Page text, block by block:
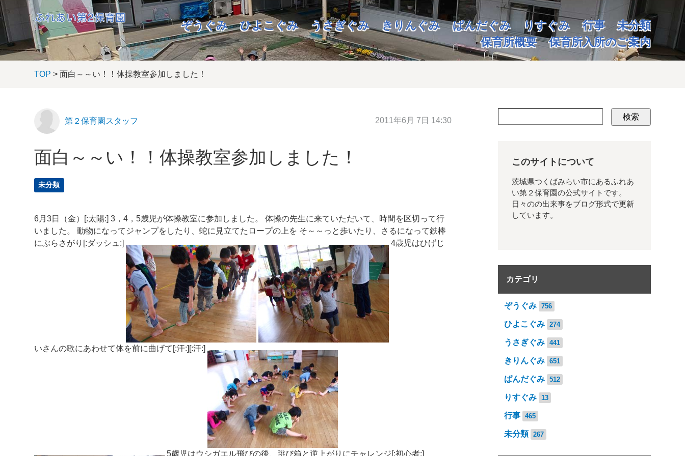
ぞうぐみ ひよこぐみ うさぎぐみ きりんぐみ ぱんだぐみ りすぐみ 行事
未分類
保育所概要
保育所入所のご案内
TOP > 面白～～い！！体操教室参加しました！
第２保育園スタッフ 2011年6月 7日 14:30
面白～～い！！体操教室参加しました！
未分類
6月3日（金）[:太陽:] 3，4，5歳児が体操教室に参加しました。 体操の先生に来ていただいて、時間を区切って行
いました。 動物になってジャンプをしたり、蛇に見立てたロープの上を そ～～っと歩いたり、さるになって鉄棒
にぶらさがり[:ダッシュ:]
4歳児はひげじ
いさんの歌にあわせて体を前に曲げて[:汗:][:汗:]
5歳児はウシガエル飛びの後、跳び箱と逆上がりにチャレンジ[:初心者:]
検索
このサイトについて
茨城県つくばみらい市にあるふれあ
い第２保育園の公式サイトです。
日々のの出来事をブログ形式で更新
しています。
カテゴリ
ぞうぐみ 756
ひよこぐみ 274
うさぎぐみ 441
きりんぐみ 651
ぱんだぐみ 512
りすぐみ 13
行事 465
未分類 267